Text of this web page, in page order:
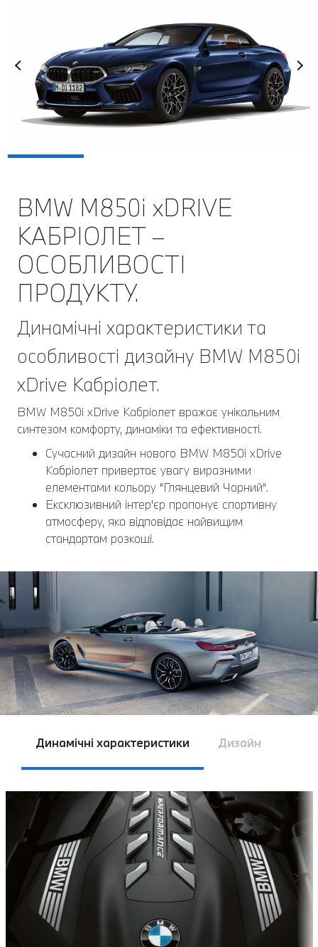
BMW M850i xDRIVE
КАБРІОЛЕТ –
ОСОБЛИВОСТІ
ПРОДУКТУ.
Динамічні характеристики та
особливості дизайну BMW M850i
xDrive Кабріолет.
BMW M850i xDrive Кабріолет вражає унікальним
синтезом комфорту, динаміки та ефективності.
Сучасний дизайн нового BMW M850i xDrive
Кабріолет привертає увагу виразними
елементами кольору "Глянцевий Чорний".
Ексклюзивний інтер'єр пропонує спортивну
атмосферу, яка відповідає найвищим
стандартам розкоші.
Динамічні характеристики Дизайн